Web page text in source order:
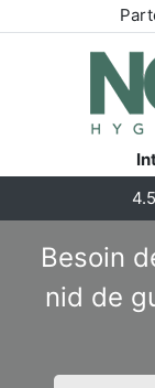
4.5
Besoin
nid de